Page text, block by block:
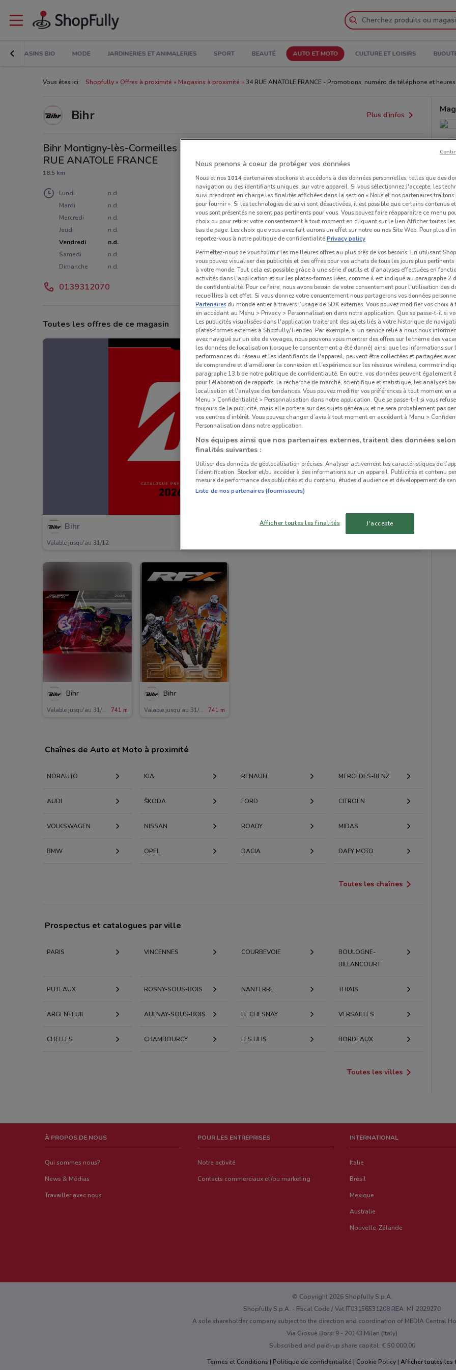
MAGASINS BIO MODE JARDINERIES ET ANIMALERIES SPORT BEAUTÉ AUTO ET MOTO CULTURE ET LOISIRS
Vous êtes ici: Shopfully Offres à proximité Magasins à proximité 34 RUE ANATOLE FRANCE - Promotions, numéro de téléphone et
Bihr Plus d’infos
Bihr Montigny-lès-Cormeilles 34
RUE ANATOLE FRANCE
18.5 km
Lundi
n.d.
Mardi
n.d.
Mercredi
n.d.
Jeudi
n.d.
Vendredi
n.d.
Samedi
n.d.
Dimanche
n.d.
0139312070
Toutes les offres de ce magasin
Bihr
Valable jusqu'au 31/12
Bihr
Valable jusqu'au 31/12 741 m
Bihr
Valable jusqu'au 31/12 741 m
Chaînes de Auto et Moto à proximité
NORAUTO KIA RENAULT MERCEDES-BENZ
AUDI KODA FORD CITROËN
VOLKSWAGEN NISSAN ROADY MIDAS
BMW OPEL DACIA DAFY MOTO
Toutes les chaînes
Prospectus et catalogues par ville
PARIS VINCENNES COURBEVOIE
BOULOGNE-
BILLANCOURT
PUTEAUX ROSNY-SOUS-BOIS NANTERRE THIAIS
ARGENTEUIL AULNAY-SOUS-BOIS LE CHESNAY VERSAILLES
CHELLES CHAMBOURCY LES ULIS BORDEAUX
Toutes les villes
À PROPOS DE NOUS
Qui sommes nous?
News & Médias
Travailler avec nous
POUR LES ENTREPRISES
Notre activité
Contacts commerciaux et/ou marketing
INTERNATIONAL
Italie
Brésil
Mexique
Australie
Nouvelle-Zélande
© Copyright 2026 Shopfully S.p.A.
Shopfully S.p.A. - Fiscal Code / Vat IT03156531208 REA: MI-2029270
A sole shareholder company subject to the direction and coordination of MEDIA Central
Via Giosuè Borsi 9 - 20143 Milan (Italy)
Subscribed and paid-up share capital: € 50.000,00
Termes et Conditions
Politique de confidentialité Cookie Policy Afficher toutes les
Nous prenons à coeur de protéger vos données
Nous et nos 1014partenaires stockons et accédons à des données personnelles, telles que des
navigation ou des identifiants uniques, sur votre appareil. Si vous sélectionnez J'accepte, les
suivi prendront en charge les finalités affichées dans la section « Nous et nos partenaires traitons
pour fournir ». Si les technologies de suivi sont désactivées, il est possible que certains contenus
vous sont présentés ne soient pas pertinents pour vous. Vous pouvez faire réapparaître ce menu
choix ou pour retirer votre consentement à tout moment en cliquant sur le lien Afficher toutes
bas de page. Les choix que vous avez fait aurons un effet sur notre ou nos Site Web. Pour plus
reportez-vous à notre politique de confidentialité.Privacy policy
Permettez-nous de vous fournir les meilleures offres au plus près de vos besoins: En utilisant
vous pouvez visualiser des publicités et des offres pour vos achats de tous les jours plus pertinents
à votre monde. Tout cela est possible grâce à une série d'outils et d'analyses effectuées en
activités dans l'application et sur les plates-formes liées, comme il est indiqué au paragraphe 2
de confidentialité. Pour ce faire, nous avons besoin de votre consentement pour l'utilisation des
recueillies à cet effet. Si vous donnez votre consentement nous partagerons vos données
Partenaires du monde entier à travers l’usage de SDK externes. Vous pouvez modifier vos choix
en accédant au Menu > Privacy > Personnalisation dans notre application. Que se passe-t-il si
Les publicités visualisées dans l'application traiteront des sujets liés à votre historique de
plates-formes externes à Shopfully/Tiendeo. Par exemple, si un service relié à nous nous
avez navigué sur un site de voyages, nous pouvons vous montrer des offres sur le thème des
les données de localisation (lorsque le consentement a été donné) ainsi que les informations sur
performances du réseau et les identifiants de l'appareil, peuvent être collectées et partagées
de comprendre et d'améliorer la connexion et l'expérience sur les réseaux wireless, comme
paragraphe 13.b de notre politique de confidentialité. En outre, vos données peuvent également
pour l’élaboration de rapports, la recherche de marché, scientifique et statistique, les analyses
localisation et l’analyse des tendances. Vous pouvez modifier vos préférences à tout moment en
Menu > Confidentialité > Personnalisation dans notre application. Que se passe-t-il si vous
toujours de la publicité, mais elle portera sur des sujets généraux et ne sera probablement pas
vos centres d’intérêt. Vous pouvez changer d’avis à tout moment en accédant à Menu >
Personnalisation dans notre application.
Nos équipes ainsi que nos partenaires externes, traitent des données
finalités suivantes :
Utiliser des données de géolocalisation précises. Analyser activement les caractéristiques de
l’identification. Stocker et/ou accéder à des informations sur un appareil. Publicités et contenu
mesure de performance des publicités et du contenu, études d’audience et développement de
Liste de nos partenaires (fournisseurs)
Afficher toutes les finalités J'accepte